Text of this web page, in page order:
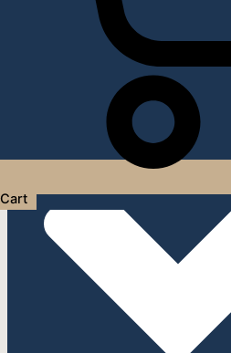
Cart
Услуги дизайнера интерьера